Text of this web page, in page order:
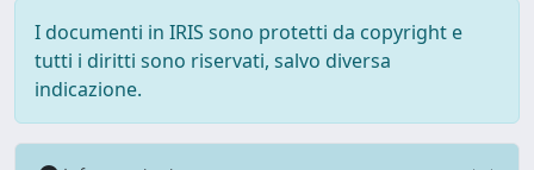
I documenti in IRIS sono protetti da copyright e
tutti i diritti sono riservati, salvo diversa
indicazione.